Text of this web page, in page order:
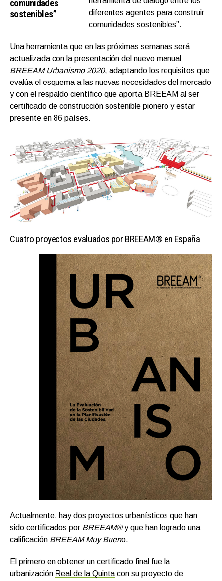
comunidades
sostenibles”
diferentes agentes para construir
comunidades sostenibles”.
Una herramienta que en las próximas semanas será
actualizada con la presentación del nuevo manual
BREEAM Urbanismo 2020, adaptando los requisitos que
evalúa el esquema a las nuevas necesidades del mercado
y con el respaldo científico que aporta BREEAM al ser
certificado de construcción sostenible pionero y estar
presente en 86 países.
Cuatro proyectos evaluados por BREEAM® en España
Actualmente, hay dos proyectos urbanísticos que han
sido certificados por BREEAM®y que han logrado una
calificación BREEAM Muy Bueno.
El primero en obtener un certificado final fue la
urbanización Real de la Quinta con su proyecto de